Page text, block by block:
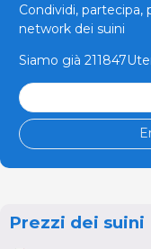
Condividi,
network dei suini
Siamo già
Prezzi dei suini